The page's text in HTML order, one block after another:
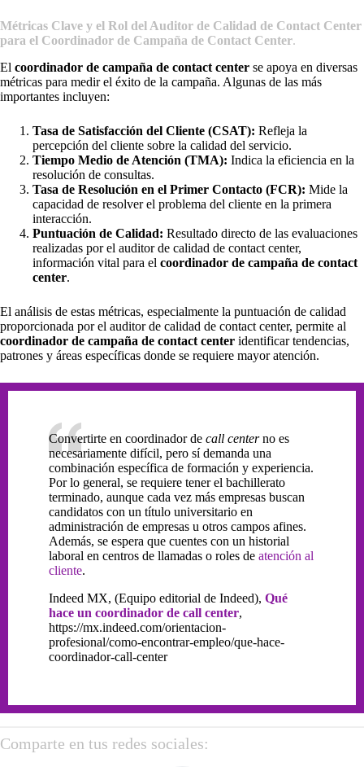
Métricas Clave y el Rol del Auditor de Calidad de Contact Center
para el Coordinador de Campaña de Contact Center.
El coordinador de campaña de contact center se apoya en diversas
métricas para medir el éxito de la campaña. Algunas de las más
importantes incluyen:
Tasa de Satisfacción del Cliente (CSAT): Refleja la
percepción del cliente sobre la calidad del servicio.
Tiempo Medio de Atención (TMA): Indica la eficiencia en la
resolución de consultas.
Tasa de Resolución en el Primer Contacto (FCR): Mide la
capacidad de resolver el problema del cliente en la primera
interacción.
Puntuación de Calidad: Resultado directo de las evaluaciones
realizadas por el auditor de calidad de contact center,
información vital para el coordinador de campaña de contact
center.
El análisis de estas métricas, especialmente la puntuación de calidad
proporcionada por el auditor de calidad de contact center, permite al
coordinador de campaña de contact center identificar tendencias,
patrones y áreas específicas donde se requiere mayor atención.
Convertirte en coordinador de call centerno es
necesariamente difícil, pero sí demanda una
combinación específica de formación y experiencia.
Por lo general, se requiere tener el bachillerato
terminado, aunque cada vez más empresas buscan
candidatos con un título universitario en
administración de empresas u otros campos afines.
Además, se espera que cuentes con un historial
laboral en centros de llamadas o roles de atención al
cliente.
Indeed MX, (Equipo editorial de Indeed), Qué
hace un coordinador de call center,
https://mx.indeed.com/orientacion-
profesional/como-encontrar-empleo/que-hace-
coordinador-call-center
Comparte en tus redes sociales: